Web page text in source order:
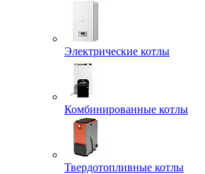
Электрические котлы
Комбинированные котлы
Твердотопливные котлы